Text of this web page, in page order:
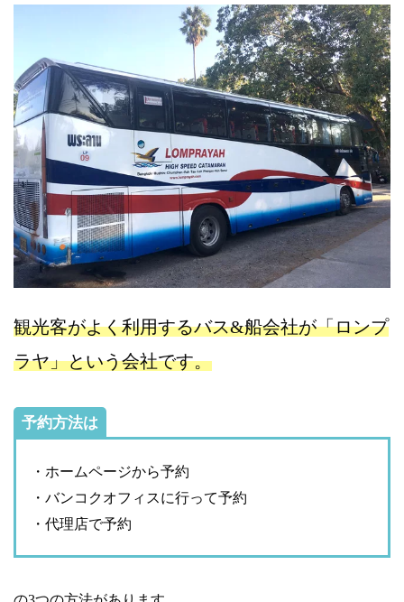
観光客がよく利用するバス&船会社が「ロンプ
ラヤ」という会社です。
予約方法は
・ホームページから予約
・バンコクオフィスに行って予約
・代理店で予約